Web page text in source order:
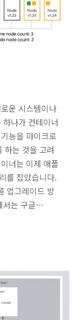
운 시스템이나
나가 컨테이너
능을 마이크로
하는 것을 고려
너는 이제 애플
를 잡았습니다.
업그레이드 방
서는 구글…